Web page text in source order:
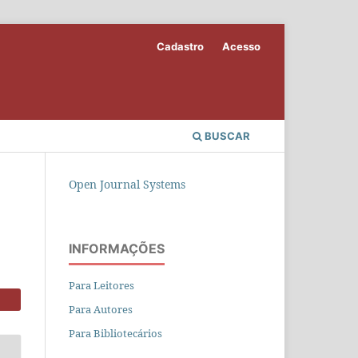
BUSCAR
Cadastro Acesso
Open Journal Systems
INFORMAÇÕES
Para Leitores
Para Autores
Para Bibliotecários